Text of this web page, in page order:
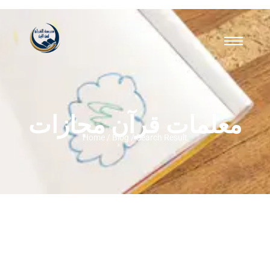
معلمات قرآن مجازات
Home / Blog / Search Result